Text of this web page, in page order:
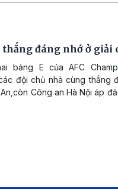
đáng nhớ ở giải
bảng E của AFC
đội chủ nhà cùng thắng
Công an Hà Nội áp